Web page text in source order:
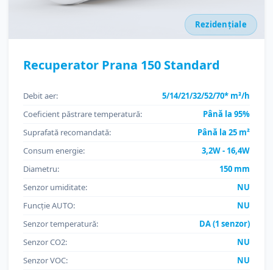
Rezidențiale
Recuperator Prana 150 Standard
Debit aer:
5/14/21/32/52/70* m³/h
Coeficient păstrare temperatură:
Până la 95%
Suprafată recomandată:
Până la 25 m²
Consum energie:
3,2W - 16,4W
Diametru:
150 mm
Senzor umiditate:
NU
Funcție AUTO:
NU
Senzor temperatură:
DA (1 senzor)
Senzor CO2:
NU
Senzor VOC:
NU